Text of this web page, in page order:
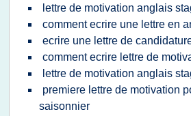
lettre de motivation anglais
comment ecrire une lettre en
ecrire une lettre de
comment ecrire lettre de
lettre de motivation anglais
premiere lettre de motivation
saisonnier